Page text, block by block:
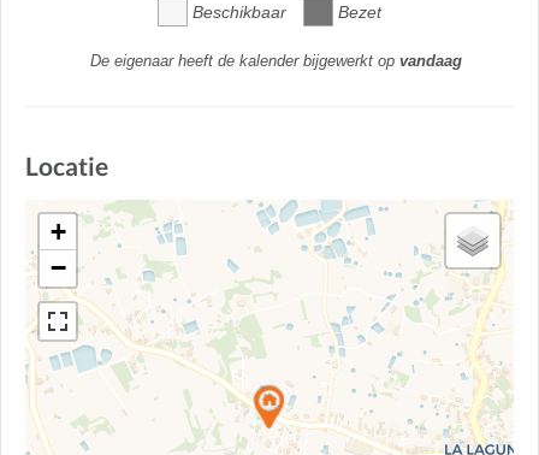
Beschikbaar Bezet
De eigenaar heeft de kalender bijgewerkt op vandaag
Locatie
+
−